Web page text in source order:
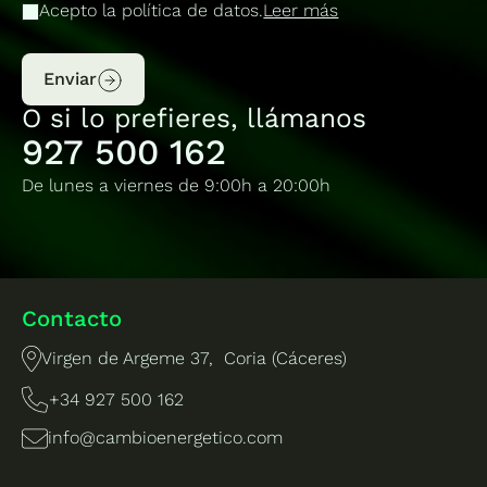
Acepto la política de datos.Leer más
Enviar
O si lo prefieres, llámanos
927 500 162
De lunes a viernes de 9:00h a 20:00h
Contacto
Virgen de Argeme 37, Coria (Cáceres)
+34 927 500 162
info@cambioenergetico.com